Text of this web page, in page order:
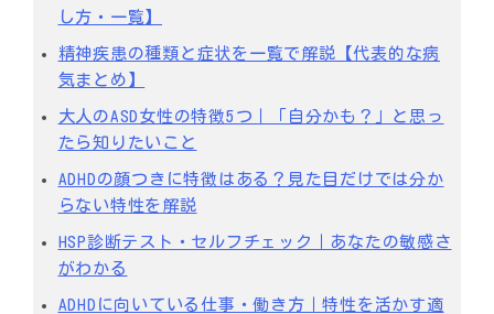
し方・一覧】
精神疾患の種類と症状を一覧で解説【代表的な病
気まとめ】
大人のASD女性の特徴5つ｜「自分かも？」と思っ
たら知りたいこと
ADHDの顔つきに特徴はある？見た目だけでは分か
らない特性を解説
HSP診断テスト・セルフチェック｜あなたの敏感さ
がわかる
ADHDに向いている仕事・働き方｜特性を活かす適